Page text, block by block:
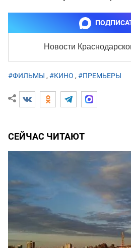
Новости
#ФИЛЬМЫ , #КИНО , #ПРЕМЬЕРЫ
СЕЙЧАС ЧИТАЮТ